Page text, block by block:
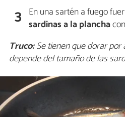
3 En una sartén a fuego
sardinas a la plancha
Truco:Se tienen que dorar por
depende del tamaño de las